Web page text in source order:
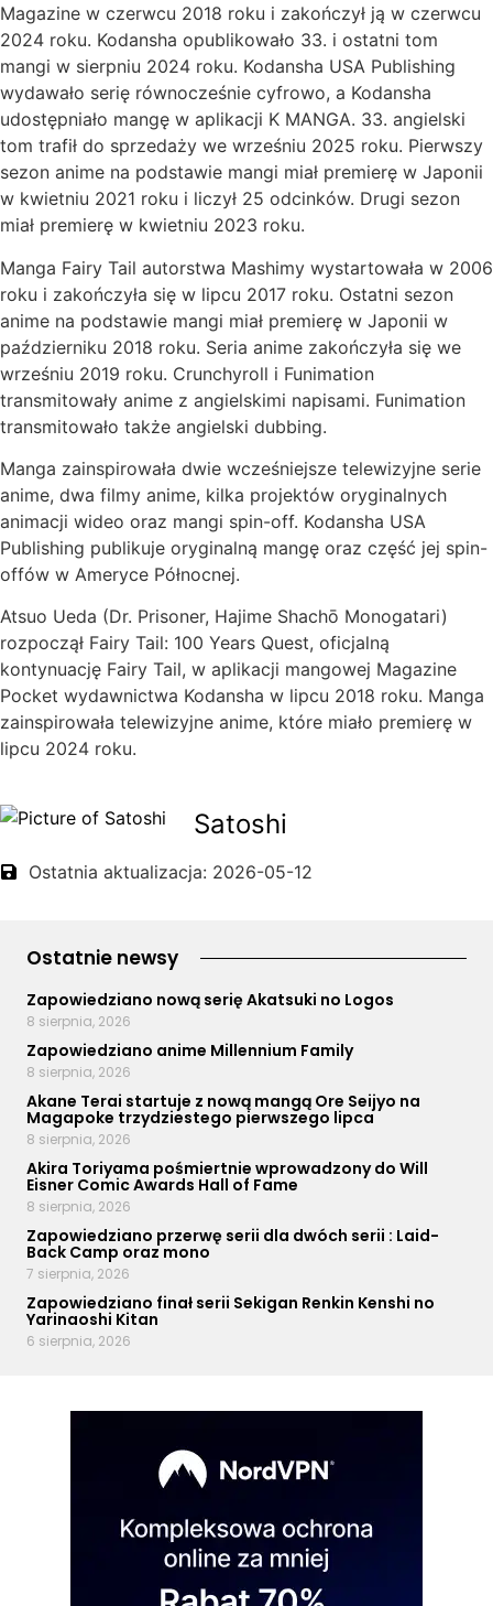
Magazine w czerwcu 2018 roku i zakończył ją w czerwcu
2024 roku. Kodansha opublikowało 33. i ostatni tom
mangi w sierpniu 2024 roku. Kodansha USA Publishing
wydawało serię równocześnie cyfrowo, a Kodansha
udostępniało mangę w aplikacji K MANGA. 33. angielski
tom trafił do sprzedaży we wrześniu 2025 roku. Pierwszy
sezon anime na podstawie mangi miał premierę w Japonii
w kwietniu 2021 roku i liczył 25 odcinków. Drugi sezon
miał premierę w kwietniu 2023 roku.
Manga Fairy Tail autorstwa Mashimy wystartowała w 2006
roku i zakończyła się w lipcu 2017 roku. Ostatni sezon
anime na podstawie mangi miał premierę w Japonii w
październiku 2018 roku. Seria anime zakończyła się we
wrześniu 2019 roku. Crunchyroll i Funimation
transmitowały anime z angielskimi napisami. Funimation
transmitowało także angielski dubbing.
Manga zainspirowała dwie wcześniejsze telewizyjne serie
anime, dwa filmy anime, kilka projektów oryginalnych
animacji wideo oraz mangi spin-off. Kodansha USA
Publishing publikuje oryginalną mangę oraz część jej spin-
offów w Ameryce Północnej.
Atsuo Ueda (Dr. Prisoner, Hajime Shachō Monogatari)
rozpoczął Fairy Tail: 100 Years Quest, oficjalną
kontynuację Fairy Tail, w aplikacji mangowej Magazine
Pocket wydawnictwa Kodansha w lipcu 2018 roku. Manga
zainspirowała telewizyjne anime, które miało premierę w
lipcu 2024 roku.
Satoshi
Ostatnia aktualizacja: 2026-05-12
Ostatnie newsy
Zapowiedziano nową serię Akatsuki no Logos
8 sierpnia, 2026
Zapowiedziano anime Millennium Family
8 sierpnia, 2026
Akane Terai startuje z nową mangą Ore Seijyo na
Magapoke trzydziestego pierwszego lipca
8 sierpnia, 2026
Akira Toriyama pośmiertnie wprowadzony do Will
Eisner Comic Awards Hall of Fame
8 sierpnia, 2026
Zapowiedziano przerwę serii dla dwóch serii : Laid-
Back Camp oraz mono
7 sierpnia, 2026
Zapowiedziano finał serii Sekigan Renkin Kenshi no
Yarinaoshi Kitan
6 sierpnia, 2026